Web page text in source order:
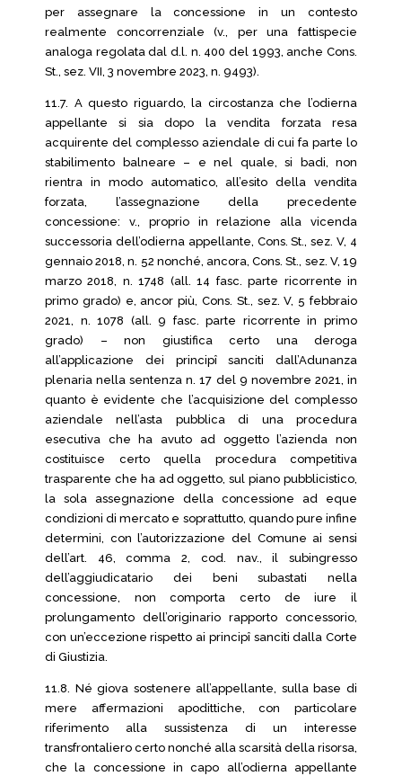
per assegnare la concessione in un contesto
realmente concorrenziale (v., per una fattispecie
analoga regolata dal d.l. n. 400 del 1993, anche Cons.
St., sez. VII, 3 novembre 2023, n. 9493).
11.7. A questo riguardo, la circostanza che l’odierna
appellante si sia dopo la vendita forzata resa
acquirente del complesso aziendale di cui fa parte lo
stabilimento balneare – e nel quale, si badi, non
rientra in modo automatico, all’esito della vendita
forzata, l’assegnazione della precedente
concessione: v., proprio in relazione alla vicenda
successoria dell’odierna appellante, Cons. St., sez. V, 4
gennaio 2018, n. 52 nonché, ancora, Cons. St., sez. V, 19
marzo 2018, n. 1748 (all. 14 fasc. parte ricorrente in
primo grado) e, ancor più, Cons. St., sez. V, 5 febbraio
2021, n. 1078 (all. 9 fasc. parte ricorrente in primo
grado) – non giustifica certo una deroga
all’applicazione dei principî sanciti dall’Adunanza
plenaria nella sentenza n. 17 del 9 novembre 2021, in
quanto è evidente che l’acquisizione del complesso
aziendale nell’asta pubblica di una procedura
esecutiva che ha avuto ad oggetto l’azienda non
costituisce certo quella procedura competitiva
trasparente che ha ad oggetto, sul piano pubblicistico,
la sola assegnazione della concessione ad eque
condizioni di mercato e soprattutto, quando pure infine
determini, con l’autorizzazione del Comune ai sensi
dell’art. 46, comma 2, cod. nav., il subingresso
dell’aggiudicatario dei beni subastati nella
concessione, non comporta certo de iure il
prolungamento dell’originario rapporto concessorio,
con un’eccezione rispetto ai principî sanciti dalla Corte
di Giustizia.
11.8. Né giova sostenere all’appellante, sulla base di
mere affermazioni apodittiche, con particolare
riferimento alla sussistenza di un interesse
transfrontaliero certo nonché alla scarsità della risorsa,
che la concessione in capo all’odierna appellante